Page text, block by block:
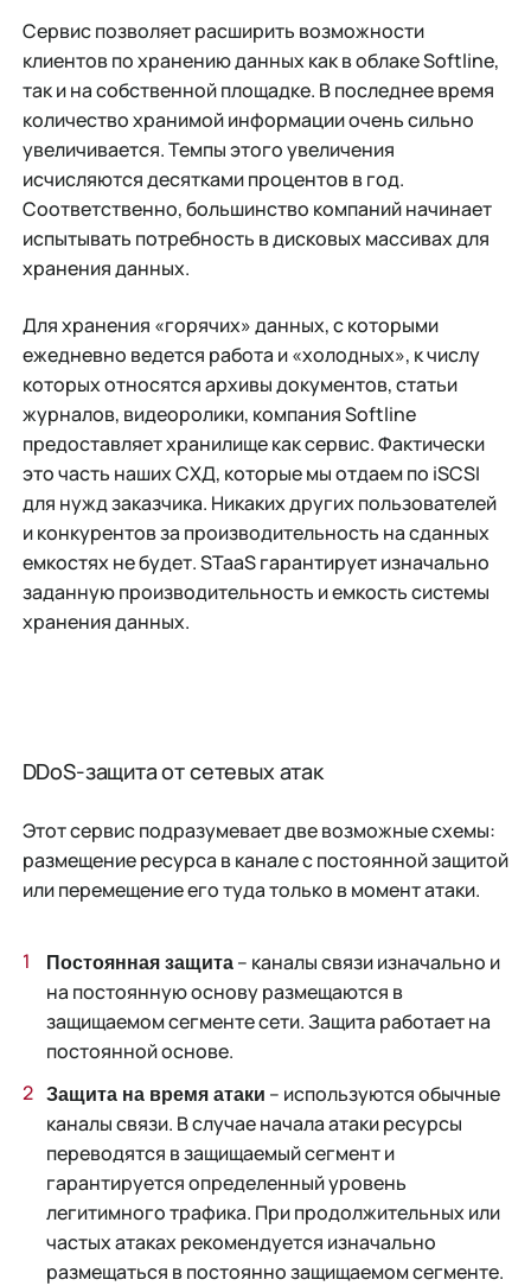
Сервис позволяет расширить возможности
клиентов по хранению данных как в облаке Softline,
так и на собственной площадке. В последнее время
количество хранимой информации очень сильно
увеличивается. Темпы этого увеличения
исчисляются десятками процентов в год.
Соответственно, большинство компаний начинает
испытывать потребность в дисковых массивах для
хранения данных.
Для хранения «горячих» данных, с которыми
ежедневно ведется работа и «холодных», к числу
которых относятся архивы документов, статьи
журналов, видеоролики, компания Softline
предоставляет хранилище как сервис. Фактически
это часть наших СХД, которые мы отдаем по iSCSI
для нужд заказчика. Никаких других пользователей
и конкурентов за производительность на сданных
емкостях не будет. STaaS гарантирует изначально
заданную производительность и емкость системы
хранения данных.
DDoS-защита от сетевых атак
Этот сервис подразумевает две возможные схемы:
размещение ресурса в канале с постоянной защитой
или перемещение его туда только в момент атаки.
Постоянная защита– каналы связи изначально и
на постоянную основу размещаются в
защищаемом сегменте сети. Защита работает на
постоянной основе.
Защита на время атаки – используются обычные
каналы связи. В случае начала атаки ресурсы
переводятся в защищаемый сегмент и
гарантируется определенный уровень
легитимного трафика. При продолжительных или
частых атаках рекомендуется изначально
размещаться в постоянно защищаемом сегменте.